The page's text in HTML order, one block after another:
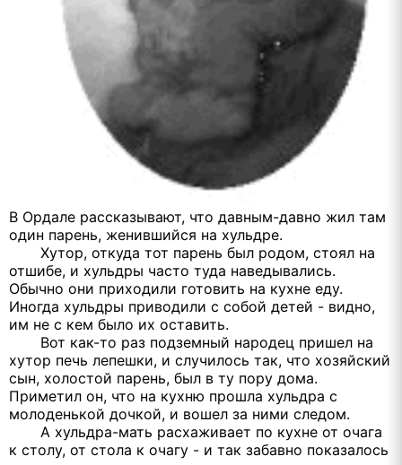
В Ордале рассказывают, что давным-давно жил там
один парень, женившийся на хульдре.
Хутор, откуда тот парень был родом, стоял на
отшибе, и хульдры часто туда наведывались.
Обычно они приходили готовить на кухне еду.
Иногда хульдры приводили с собой детей - видно,
им не с кем было их оставить.
Вот как-то раз подземный народец пришел на
хутор печь лепешки, и случилось так, что хозяйский
сын, холостой парень, был в ту пору дома.
Приметил он, что на кухню прошла хульдра с
молоденькой дочкой, и вошел за ними следом.
А хульдра-мать расхаживает по кухне от очага
к столу, от стола к очагу - и так забавно показалось